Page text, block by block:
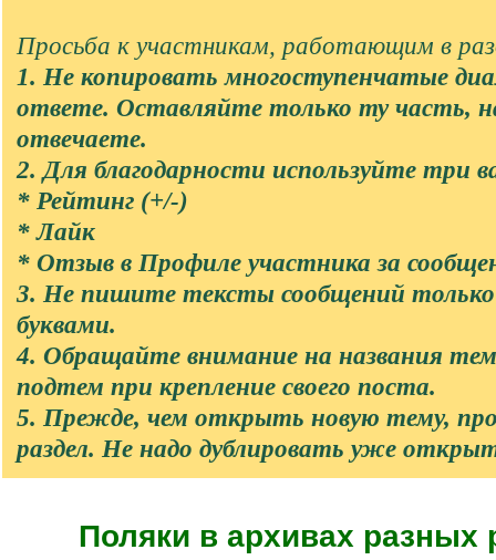
]
Просьба к участникам, работающим в
1. Не копировать многоступенчатые
ответе. Оставляйте только ту часть,
отвечаете.
2. Для благодарности используйте три
* Рейтинг (+/-)
* Лайк
* Отзыв в Профиле участника за
3. Не пишите тексты сообщений
буквами.
4. Обращайте внимание на названия
подтем при крепление своего поста.
5. Прежде, чем открыть новую тему,
раздел. Не надо дублировать уже
Поляки в архивах разных